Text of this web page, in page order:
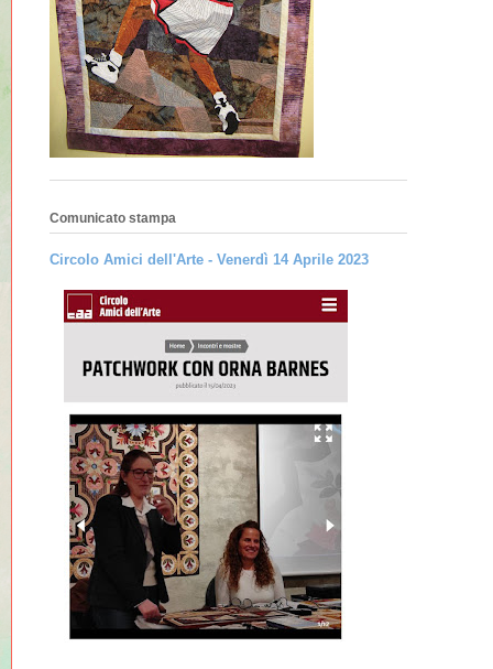
Comunicato stampa
Circolo Amici dell'Arte - Venerdì 14 Aprile 2023